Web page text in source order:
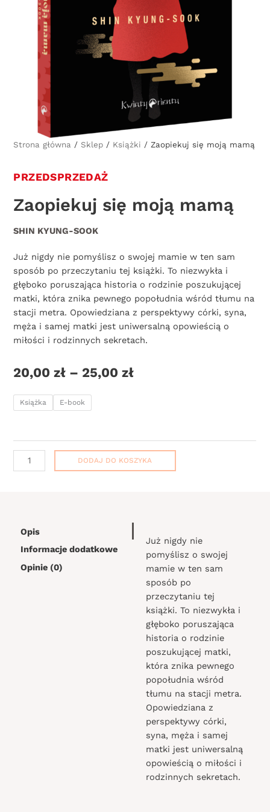
Strona główna / Sklep / Książki / Zaopiekuj się moją mamą
PRZEDSPRZEDAŻ
Zaopiekuj się moją mamą
SHIN KYUNG-SOOK
Już nigdy nie pomyślisz o swojej mamie w ten sam
sposób po przeczytaniu tej książki. To niezwykła i
głęboko poruszająca historia o rodzinie poszukującej
matki, która znika pewnego popołudnia wśród tłumu na
stacji metra. Opowiedziana z perspektywy córki, syna,
męża i samej matki jest uniwersalną opowieścią o
miłości i rodzinnych sekretach.
20,00zł – 25,00złZakres
25,00 zł
Książka E-book
ilość
Zaopiekuj
moją
mamą
DODAJ DO KOSZYKA
Opis
Informacje dodatkowe
Opinie (0)
Już nigdy nie
pomyślisz o swojej
mamie w ten sam
sposób po
przeczytaniu tej
książki. To niezwykła i
głęboko poruszająca
historia o rodzinie
poszukującej matki,
która znika pewnego
popołudnia wśród
tłumu na stacji metra.
Opowiedziana z
perspektywy córki,
syna, męża i samej
matki jest uniwersalną
opowieścią o miłości i
rodzinnych sekretach.